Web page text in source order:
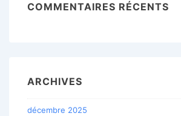
COMMENTAIRES RÉCENTS
ARCHIVES
décembre 2025